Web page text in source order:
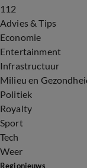
112
Advies & Tips
Economie
Entertainment
Infrastructuur
Milieu en
Politiek
Royalty
Sport
Tech
Weer
Regionieuws